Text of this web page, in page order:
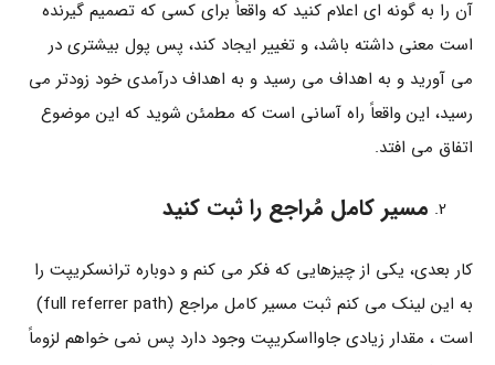
آن را به گونه ای اعلام کنید که واقعاً برای کسی که تصمیم گیرنده
است معنی داشته باشد، و تغییر ایجاد کند، پس پول بیشتری در
می آورید و به اهداف می رسید و به اهداف درآمدی خود زودتر می
رسید، این واقعاً راه آسانی است که مطمئن شوید که این موضوع
اتفاق می افتد.
مسیر کامل مُراجع را ثبت کنید
کار بعدی، یکی از چیزهایی که فکر می کنم و دوباره ترانسکریپت را
به این لینک می کنم ثبت مسیر کامل مراجع (full referrer path)
است ، مقدار زیادی جاوااسکریپت وجود دارد پس نمی خواهم لزوماً